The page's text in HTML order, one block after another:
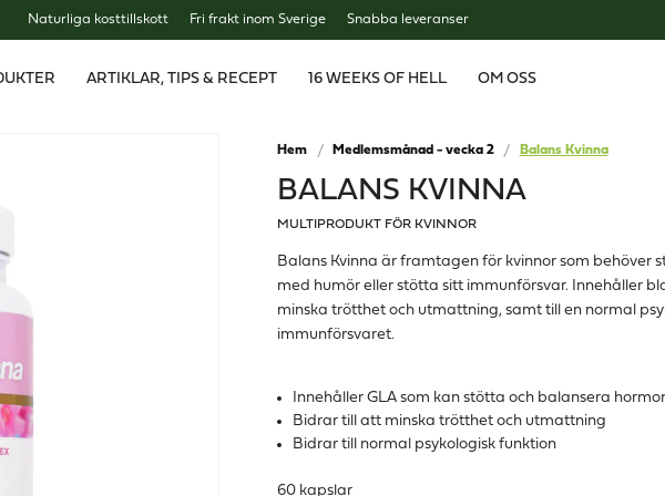
Naturliga kosttillskott Fri frakt inom Sverige Snabba leveranser
ARTIKLAR, TIPS & RECEPT 16 WEEKS OF HELL OM OSS
Hem Medlemsmånad - vecka 2 Balans Kvinna
BALANS KVINNA
MULTIPRODUKT FÖR KVINNOR
Balans Kvinna är framtagen för kvinnor som behöver
med humör eller stötta sitt immunförsvar. Innehåller
minska trötthet och utmattning, samt till en normal
immunförsvaret.
Innehåller GLA som kan stötta och balansera
Bidrar till att minska trötthet och utmattning
Bidrar till normal psykologisk funktion
60 kapslar